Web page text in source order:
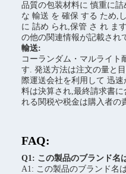
品質の包装材料に 慎重に
な 輸送 を 確保 する ため,
に 詰め られ,保管 さ れ ま
の他の関連情報が記載され
輸送:
コーランダム・マルライト
す. 発送方法は注文の量と
際運送会社を利用して 迅
料は決算され,最終請求書
れる関税や税金は購入者の
FAQ:
Q1: この製品のブランド名
A1: この製品のブランド名